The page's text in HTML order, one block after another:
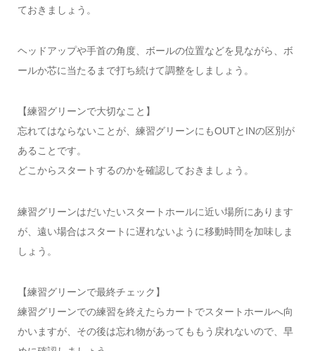
ておきましょう。
ヘッドアップや手首の角度、ボールの位置などを見ながら、ボ
ールか芯に当たるまで打ち続けて調整をしましょう。
【練習グリーンで大切なこと】
忘れてはならないことが、練習グリーンにもOUTとINの区別が
あることです。
どこからスタートするのかを確認しておきましょう。
練習グリーンはだいたいスタートホールに近い場所にあります
が、遠い場合はスタートに遅れないように移動時間を加味しま
しょう。
【練習グリーンで最終チェック】
練習グリーンでの練習を終えたらカートでスタートホールへ向
かいますが、その後は忘れ物があってももう戻れないので、早